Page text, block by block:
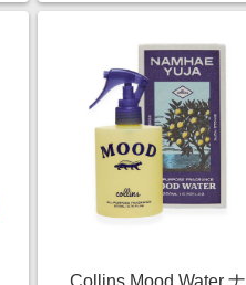
Collins Mood Water ナ